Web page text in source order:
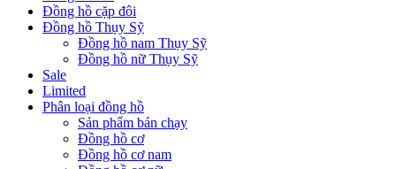
Đồng hồ cặp đôi
Đồng hồ Thụy Sỹ
Đồng hồ nam Thụy Sỹ
Đồng hồ nữ Thụy Sỹ
Sale
Limited
Phân loại đồng hồ
Sản phẩm bán chạy
Đồng hồ cơ
Đồng hồ cơ nam